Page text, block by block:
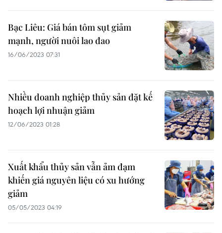
Bạc Liêu: Giá bán tôm sụt giảm
mạnh, người nuôi lao đao
16/06/2023 07:31
Nhiều doanh nghiệp thủy sản đặt kế
hoạch lợi nhuận giảm
12/06/2023 01:28
Xuất khẩu thủy sản vẫn ảm đạm
khiến giá nguyên liệu có xu hướng
giảm
05/05/2023 04:19